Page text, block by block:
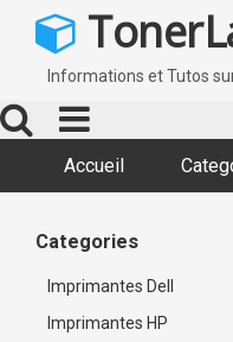
Informations et Tutos
Accueil
Categories
Imprimantes Dell
Imprimantes HP